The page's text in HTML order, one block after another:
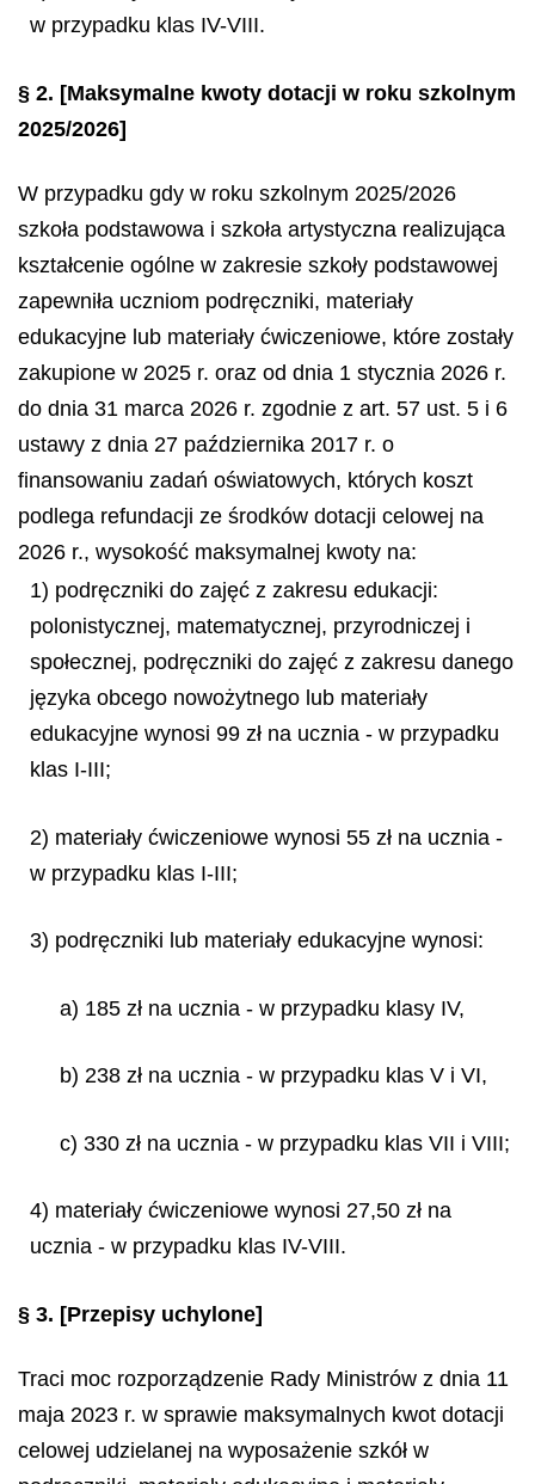
w przypadku klas IV-VIII.
§ 2. [Maksymalne kwoty dotacji w roku szkolnym
2025/2026]
W przypadku gdy w roku szkolnym 2025/2026
szkoła podstawowa i szkoła artystyczna realizująca
kształcenie ogólne w zakresie szkoły podstawowej
zapewniła uczniom podręczniki, materiały
edukacyjne lub materiały ćwiczeniowe, które zostały
zakupione w 2025 r. oraz od dnia 1 stycznia 2026 r.
do dnia 31 marca 2026 r. zgodnie z art. 57 ust. 5 i 6
ustawy z dnia 27 października 2017 r. o
finansowaniu zadań oświatowych, których koszt
podlega refundacji ze środków dotacji celowej na
2026 r., wysokość maksymalnej kwoty na:
1) podręczniki do zajęć z zakresu edukacji:
polonistycznej, matematycznej, przyrodniczej i
społecznej, podręczniki do zajęć z zakresu danego
języka obcego nowożytnego lub materiały
edukacyjne wynosi 99 zł na ucznia - w przypadku
klas I-III;
2) materiały ćwiczeniowe wynosi 55 zł na ucznia -
w przypadku klas I-III;
3) podręczniki lub materiały edukacyjne wynosi:
a) 185 zł na ucznia - w przypadku klasy IV,
b) 238 zł na ucznia - w przypadku klas V i VI,
c) 330 zł na ucznia - w przypadku klas VII i VIII;
4) materiały ćwiczeniowe wynosi 27,50 zł na
ucznia - w przypadku klas IV-VIII.
§ 3. [Przepisy uchylone]
Traci moc rozporządzenie Rady Ministrów z dnia 11
maja 2023 r. w sprawie maksymalnych kwot dotacji
celowej udzielanej na wyposażenie szkół w